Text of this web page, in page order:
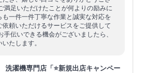
満足いただけたことが何よりの励みに
も一件一件丁寧な作業と誠実な対応を
頼いただけるサービスをご提供して
手伝いできる機会がございましたら、
たします。
洗濯機専門店「⭐新規出店キャンペー